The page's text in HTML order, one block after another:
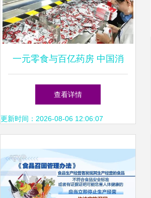
一元零食与百亿药房 中国消
费市场的“隐形冠军”启示录
查看详情
更新时间：2026-08-06 12:06:07